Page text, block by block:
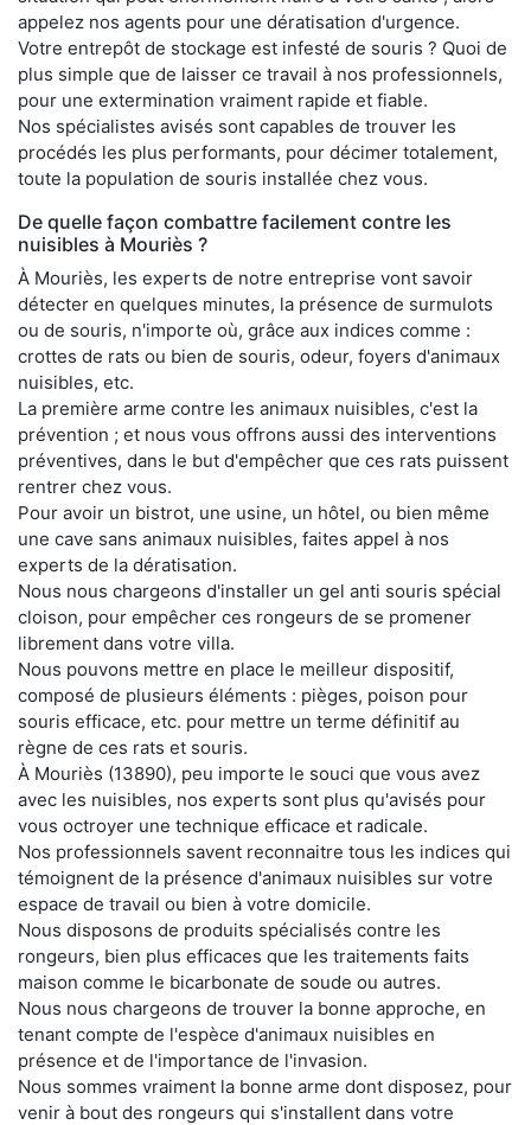
appelez nos agents pour une dératisation d'urgence.
Votre entrepôt de stockage est infesté de souris ? Quoi de
plus simple que de laisser ce travail à nos professionnels,
pour une extermination vraiment rapide et fiable.
Nos spécialistes avisés sont capables de trouver les
procédés les plus performants, pour décimer totalement,
toute la population de souris installée chez vous.
De quelle façon combattre facilement contre les
nuisibles à Mouriès ?
À Mouriès, les experts de notre entreprise vont savoir
détecter en quelques minutes, la présence de surmulots
ou de souris, n'importe où, grâce aux indices comme :
crottes de rats ou bien de souris, odeur, foyers d'animaux
nuisibles, etc.
La première arme contre les animaux nuisibles, c'est la
prévention ; et nous vous offrons aussi des interventions
préventives, dans le but d'empêcher que ces rats puissent
rentrer chez vous.
Pour avoir un bistrot, une usine, un hôtel, ou bien même
une cave sans animaux nuisibles, faites appel à nos
experts de la dératisation.
Nous nous chargeons d'installer un gel anti souris spécial
cloison, pour empêcher ces rongeurs de se promener
librement dans votre villa.
Nous pouvons mettre en place le meilleur dispositif,
composé de plusieurs éléments : pièges, poison pour
souris efficace, etc. pour mettre un terme définitif au
règne de ces rats et souris.
À Mouriès (13890), peu importe le souci que vous avez
avec les nuisibles, nos experts sont plus qu'avisés pour
vous octroyer une technique efficace et radicale.
Nos professionnels savent reconnaitre tous les indices qui
témoignent de la présence d'animaux nuisibles sur votre
espace de travail ou bien à votre domicile.
Nous disposons de produits spécialisés contre les
rongeurs, bien plus efficaces que les traitements faits
maison comme le bicarbonate de soude ou autres.
Nous nous chargeons de trouver la bonne approche, en
tenant compte de l'espèce d'animaux nuisibles en
présence et de l'importance de l'invasion.
Nous sommes vraiment la bonne arme dont disposez, pour
venir à bout des rongeurs qui s'installent dans votre